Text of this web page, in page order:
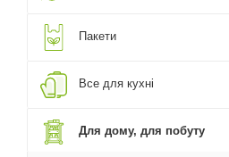
Пакети
Все для кухні
Для дому, для побуту